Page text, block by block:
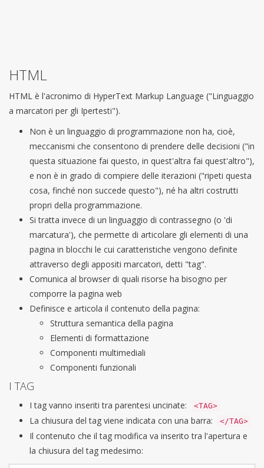
HTML
HTML è l'acronimo di HyperText Markup Language ("Linguaggio
a marcatori per gli Ipertesti").
Non è un linguaggio di programmazione non ha, cioè,
meccanismi che consentono di prendere delle decisioni ("in
questa situazione fai questo, in quest'altra fai quest'altro"),
e non è in grado di compiere delle iterazioni ("ripeti questa
cosa, finché non succede questo"), né ha altri costrutti
propri della programmazione.
Si tratta invece di un linguaggio di contrassegno (o 'di
marcatura'), che permette di articolare gli elementi di una
pagina in blocchi le cui caratteristiche vengono definite
attraverso degli appositi marcatori, detti "tag".
Comunica al browser di quali risorse ha bisogno per
comporre la pagina web
Definisce e articola il contenuto della pagina:
Struttura semantica della pagina
Elementi di formattazione
Componenti multimediali
Componenti funzionali
I TAG
I tag vanno inseriti tra parentesi uncinate: <TAG>
La chiusura del tag viene indicata con una barra: </TAG>
Il contenuto che il tag modifica va inserito tra l'apertura e
la chiusura del tag medesimo: